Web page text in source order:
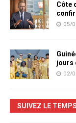
Côte
05/
jours
02/
SUIVEZ LE